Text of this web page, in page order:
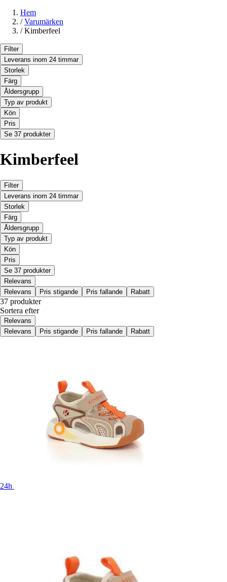
Hem
/ Varumärken
/ Kimberfeel
Filter
Leverans inom 24 timmar
Storlek
Färg
Åldersgrupp
Typ av produkt
Kön
Pris
Se 37 produkter
Kimberfeel
Filter
Leverans inom 24 timmar
Storlek
Färg
Åldersgrupp
Typ av produkt
Kön
Pris
Se 37 produkter
Relevans
Relevans
Pris stigande Pris fallande Rabatt
37 produkter
Sortera efter
Relevans
Relevans
Pris stigande Pris fallande Rabatt
24h